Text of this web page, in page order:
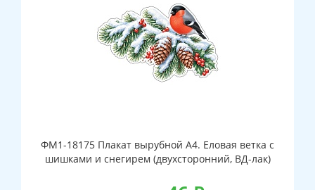
ФМ1-18175 Плакат вырубной А4. Еловая ветка с
шишками и снегирем (двухсторонний, ВД-лак)